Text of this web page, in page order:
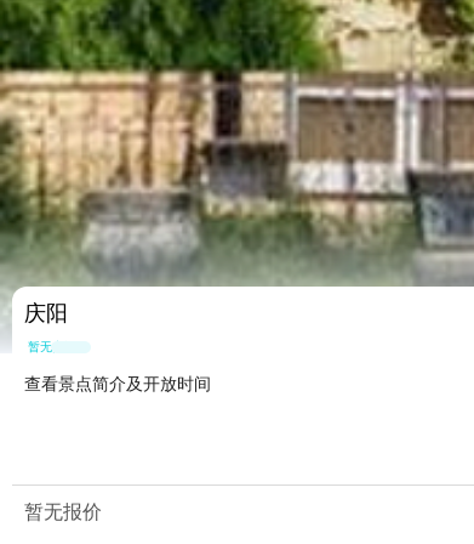
庆阳
暂无点评
查看景点简介及开放时间
暂无报价